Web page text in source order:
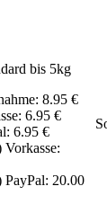
bis 5kg
8.95 €
6.95 €
6.95 €
20.00